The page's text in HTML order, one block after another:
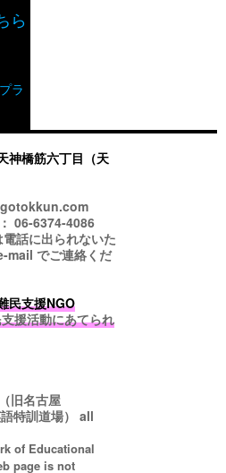
ら
ラ
神橋筋六丁目（天
06-6374-4086
話に出られないた
mail でご連絡くだ
民支援NGO
援活動にあてられ
旧名古屋
特訓道場） all
of Educational
page is not